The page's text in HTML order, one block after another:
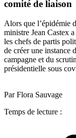
comité de liaison
Alors que l’épidémie
ministre Jean Castex
les chefs de partis
de créer une instance
campagne et du
présidentielle sous
Par Flora Sauvage
Temps de lecture :